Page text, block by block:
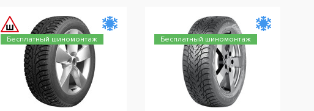
Бесплатный шиномонтаж Бесплатный шиномонтаж